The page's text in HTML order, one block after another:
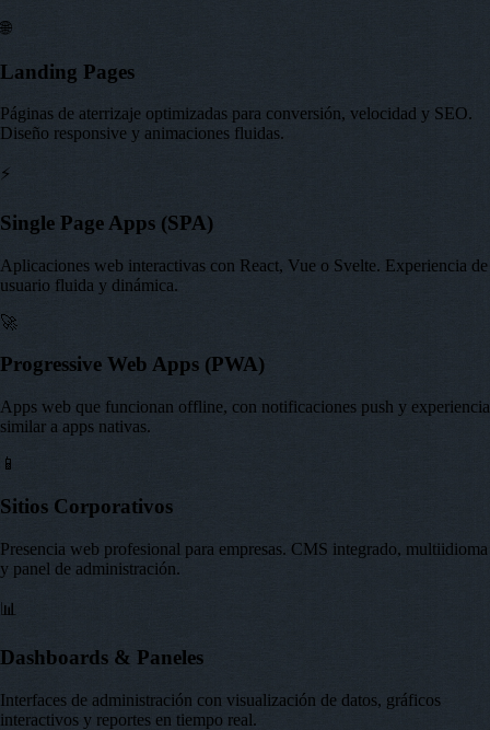
🌐
Landing Pages
Páginas de aterrizaje optimizadas para conversión, velocidad y SEO.
Diseño responsive y animaciones fluidas.
⚡
Single Page Apps (SPA)
Aplicaciones web interactivas con React, Vue o Svelte. Experiencia de
usuario fluida y dinámica.
🚀
Progressive Web Apps (PWA)
Apps web que funcionan offline, con notificaciones push y experiencia
similar a apps nativas.
📱
Sitios Corporativos
Presencia web profesional para empresas. CMS integrado, multiidioma
y panel de administración.
📊
Dashboards & Paneles
Interfaces de administración con visualización de datos, gráficos
interactivos y reportes en tiempo real.